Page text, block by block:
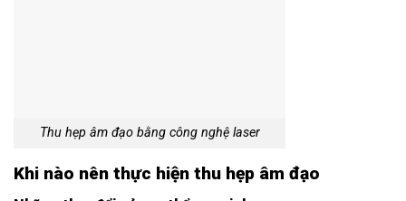
Thu hẹp âm đạo bằng công nghệ laser
Khi nào nên thực hiện thu hẹp âm đạo